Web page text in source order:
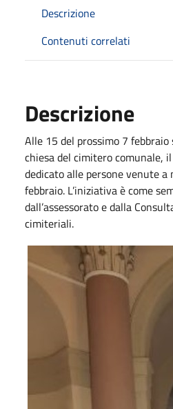
Descrizione
Contenuti correlati
Descrizione
Alle 15 del prossimo 7
chiesa del cimitero comunale,
dedicato alle persone venute a
febbraio. L’iniziativa è come
dall’assessorato e dalla
cimiteriali.